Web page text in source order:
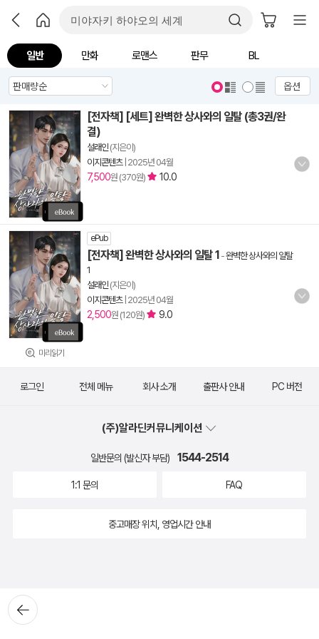
일반 만화 로맨스 판무 BL
옵션
[전자책] [세트] 완벽한 상사와의 일탈 (총3권/완
결)
설래인 (지은이)
이지콘텐츠| 2025년 04월
7,500원 (370원) 10.0
미리읽기
ePub
[전자책] 완벽한 상사와의 일탈 1 -완벽한 상사와의 일탈
1
설래인 (지은이)
이지콘텐츠| 2025년 04월
2,500원 (120원) 9.0
뒤로가
기
로그인 전체 메뉴 회사 소개 출판사 안내 PC 버전
(주)알라딘커뮤니케이션
일반문의 (발신자 부담) 1544-2514
1:1 문의 FAQ
중고매장 위치, 영업시간 안내